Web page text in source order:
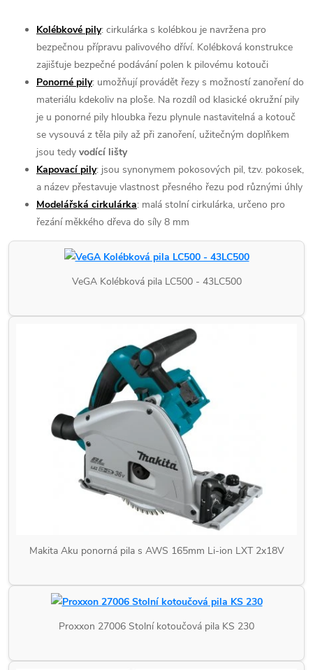
Kolébkové pily: cirkulárka s kolébkou je navržena pro
bezpečnou přípravu palivového dříví. Kolébková konstrukce
zajišťuje bezpečné podávání polen k pilovému kotouči
Ponorné pily: umožňují provádět řezy s možností zanoření do
materiálu kdekoliv na ploše. Na rozdíl od klasické okružní pily
je u ponorné pily hloubka řezu plynule nastavitelná a kotouč
se vysouvá z těla pily až při zanoření, užitečným doplňkem
jsou tedy vodící lišty
Kapovací pily: jsou synonymem pokosových pil, tzv. pokosek,
a název přestavuje vlastnost přesného řezu pod různými úhly
Modelářská cirkulárka: malá stolní cirkulárka, určeno pro
řezání měkkého dřeva do síly 8 mm
VeGA Kolébková pila LC500 - 43LC500
Makita Aku ponorná pila s AWS 165mm Li-ion LXT 2x18V
Proxxon 27006 Stolní kotoučová pila KS 230